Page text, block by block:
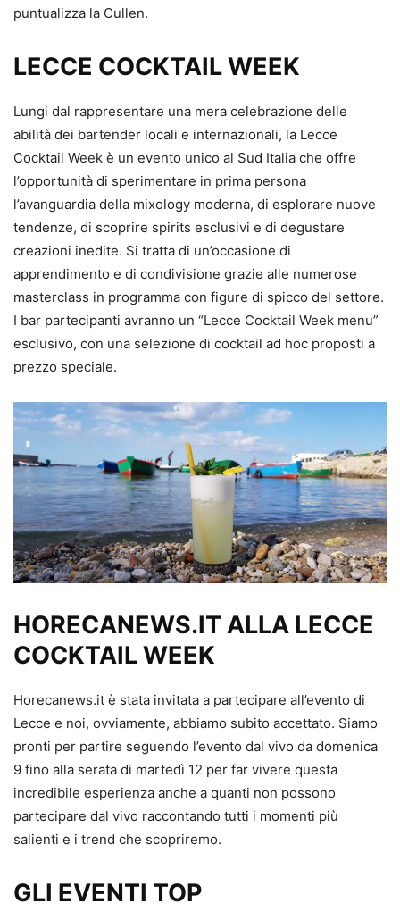
puntualizza la Cullen.
LECCE COCKTAIL WEEK
Lungi dal rappresentare una mera celebrazione delle
abilità dei bartender locali e internazionali, la Lecce
Cocktail Week è un evento unico al Sud Italia che offre
l’opportunità di sperimentare in prima persona
l’avanguardia della mixology moderna, di esplorare nuove
tendenze, di scoprire spirits esclusivi e di degustare
creazioni inedite. Si tratta di un’occasione di
apprendimento e di condivisione grazie alle numerose
masterclass in programma con figure di spicco del settore.
I bar partecipanti avranno un “Lecce Cocktail Week menu”
esclusivo, con una selezione di cocktail ad hoc proposti a
prezzo speciale.
HORECANEWS.IT ALLA LECCE
COCKTAIL WEEK
Horecanews.it è stata invitata a partecipare all’evento di
Lecce e noi, ovviamente, abbiamo subito accettato. Siamo
pronti per partire seguendo l’evento dal vivo da domenica
9 fino alla serata di martedì 12 per far vivere questa
incredibile esperienza anche a quanti non possono
partecipare dal vivo raccontando tutti i momenti più
salienti e i trend che scopriremo.
GLI EVENTI TOP